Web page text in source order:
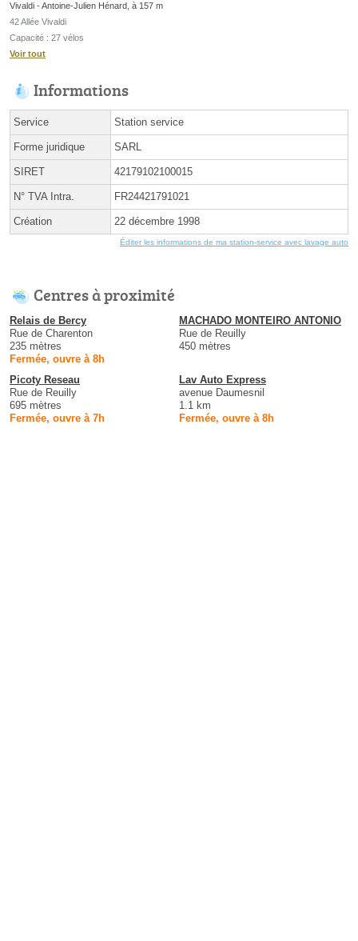
Vivaldi - Antoine-Julien Hénard, à 157 m
42 Allée Vivaldi
Capacité : 27 vélos
Voir tout
Informations
Service Station service
Forme juridique SARL
SIRET 42179102100015
N° TVA Intra. FR24421791021
Création 22 décembre 1998
Éditer les informations de ma station-service avec lavage auto
Centres à proximité
Relais de Bercy
Rue de Charenton
235 mètres
Fermée, ouvre à 8h
MACHADO MONTEIRO ANTONIO
Rue de Reuilly
450 mètres
Picoty Reseau
Rue de Reuilly
695 mètres
Fermée, ouvre à 7h
Lav Auto Express
avenue Daumesnil
1.1 km
Fermée, ouvre à 8h